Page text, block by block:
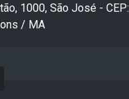
1000, São José - CEP:
/ MA